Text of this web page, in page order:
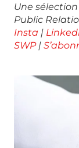
Une
Public
Insta |
SWP|